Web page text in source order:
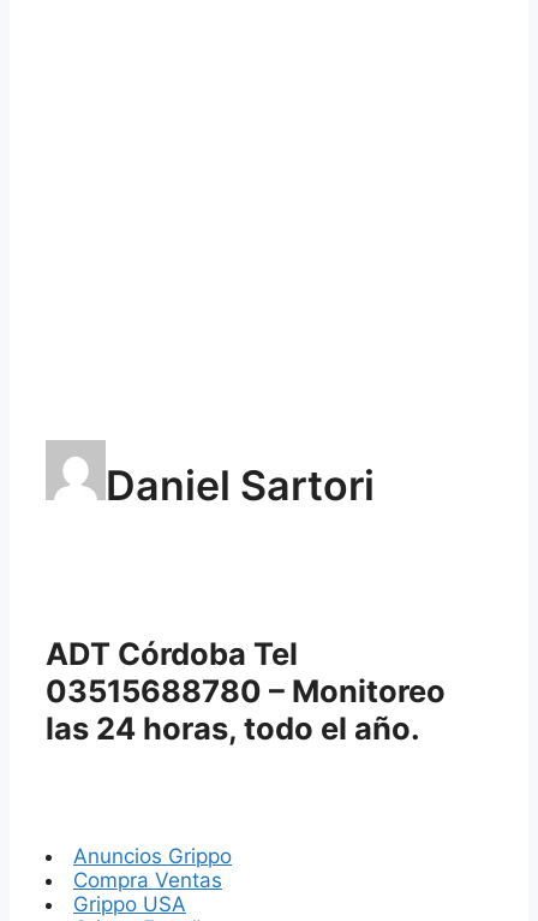
Daniel Sartori
ADT Córdoba Tel
03515688780 – Monitoreo
las 24 horas, todo el año.
Anuncios Grippo
Compra Ventas
Grippo USA